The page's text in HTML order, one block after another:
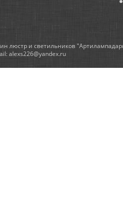
люстр и светильников
alexs226@yandex.ru